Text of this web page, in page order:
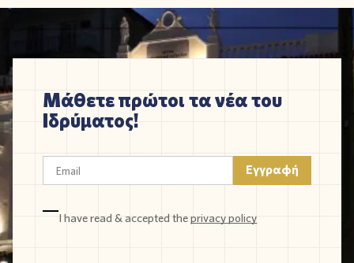
Μάθετε πρώτοι τα νέα του
Ιδρύματος!
I have read & accepted theprivacy policy